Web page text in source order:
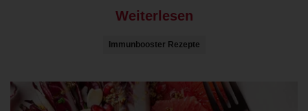
Weiterlesen
Immunbooster Rezepte